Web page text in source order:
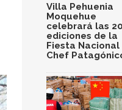
Villa Pehuenia
Moquehue
celebrará las
ediciones de la
Fiesta
Chef